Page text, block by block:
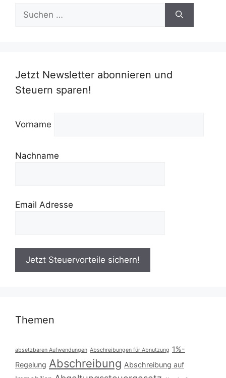
Suchen
nach:
Jetzt Newsletter abonnieren und
Steuern sparen!
Vorname
Nachname
Email Adresse
Themen
absetzbaren Aufwendungen Abschreibungen für Abnutzung 1%-
Regelung Abschreibung Abschreibung auf